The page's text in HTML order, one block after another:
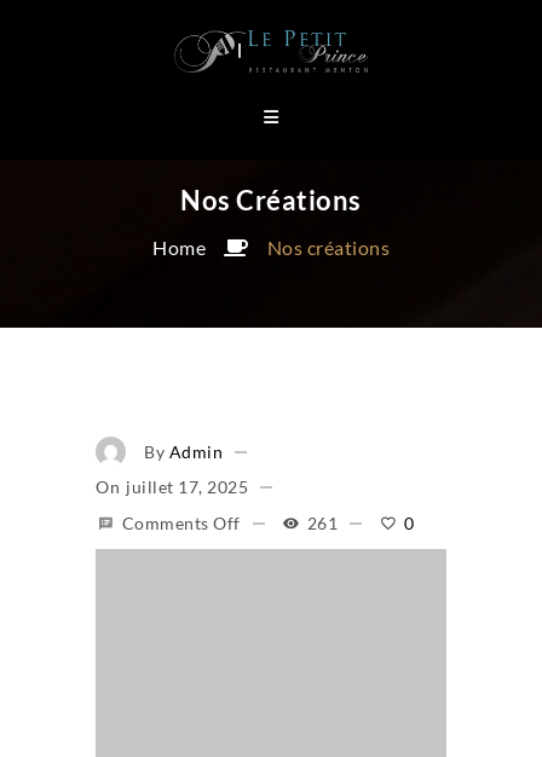
Nos Créations
Home Nos créations
By Admin
On Juillet 17, 2025
Comments Off
261 0